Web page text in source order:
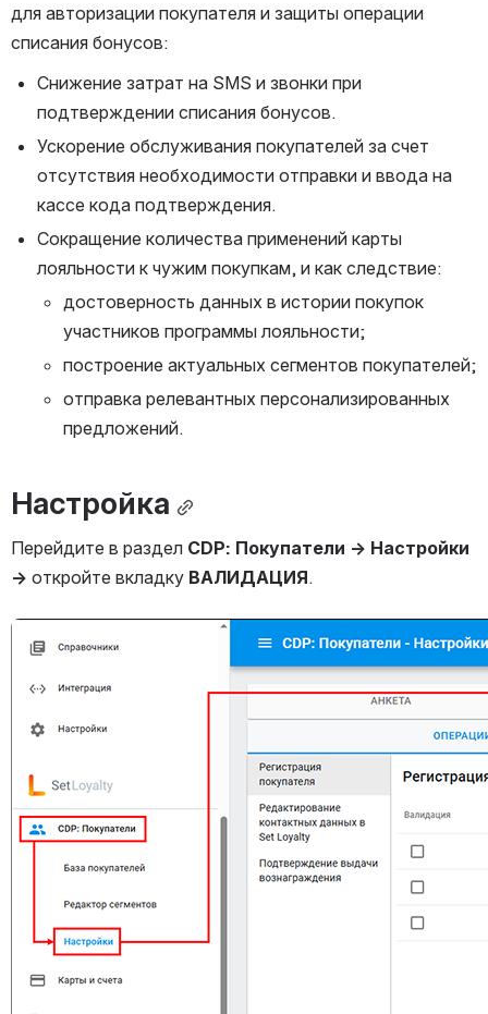
для авторизации покупателя и защиты операции
списания бонусов:
Снижение затрат на SMS и звонки при
подтверждении списания бонусов.
Ускорение обслуживания покупателей за счет
отсутствия необходимости отправки и ввода на
кассе кода подтверждения.
Сокращение количества применений карты
лояльности к чужим покупкам, и как следствие:
достоверность данных в истории покупок
участников программы лояльности;
построение актуальных сегментов покупателей;
отправка релевантных персонализированных
предложений.
Настройка
Перейдите в раздел CDP: Покупатели → Настройки
→ откройте вкладку ВАЛИДАЦИЯ.